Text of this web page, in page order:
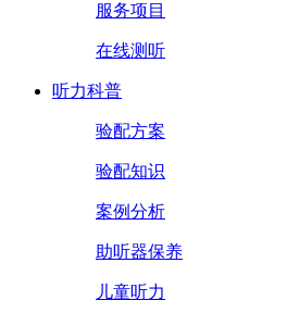
服务项目
在线测听
听力科普
验配方案
验配知识
案例分析
助听器保养
儿童听力